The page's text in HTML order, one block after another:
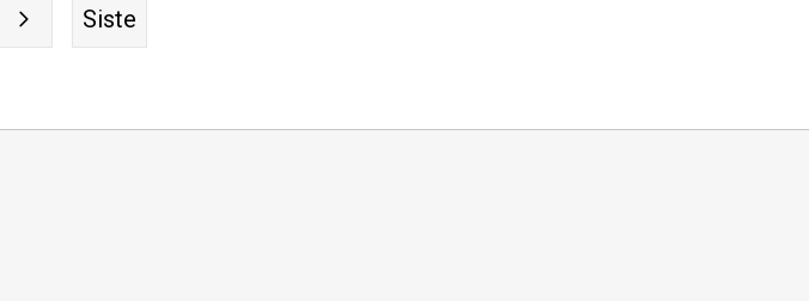
Siste